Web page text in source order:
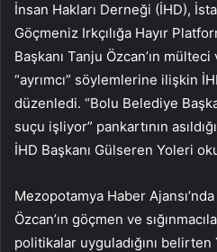
İnsan Hakları Derneği (İHD),
Göçmeniz Irkçılığa Hayır
Başkanı Tanju Özcan’ın mülteci
“ayrımcı” söylemlerine ilişkin
düzenledi. “Bolu Belediye
suçu işliyor” pankartının
İHD Başkanı Gülseren Yoleri
Mezopotamya Haber
Özcan’ın göçmen ve
politikalar uyguladığını